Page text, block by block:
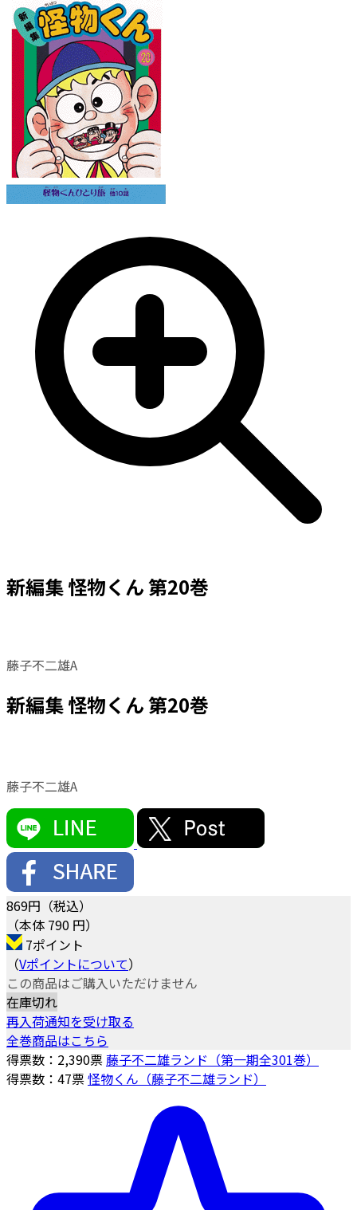
新編集 怪物くん 第20巻
藤子不二雄A
新編集 怪物くん 第20巻
藤子不二雄A
869円（税込）
（本体 790 円）
7ポイント
（Vポイントについて）
この商品はご購入いただけません
在庫切れ
再入荷通知を受け取る
全巻商品はこちら
得票数： 2,390票藤子不二雄ランド（第一期全301巻）
得票数： 47票怪物くん（藤子不二雄ランド）